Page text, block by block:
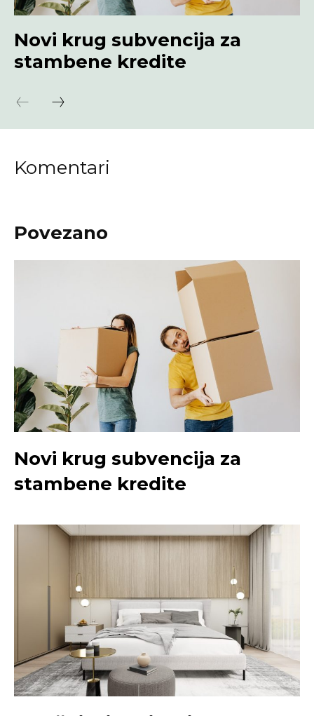
Novi krug subvencija za
stambene kredite
Komentari
Povezano
Novi krug subvencija za
stambene kredite